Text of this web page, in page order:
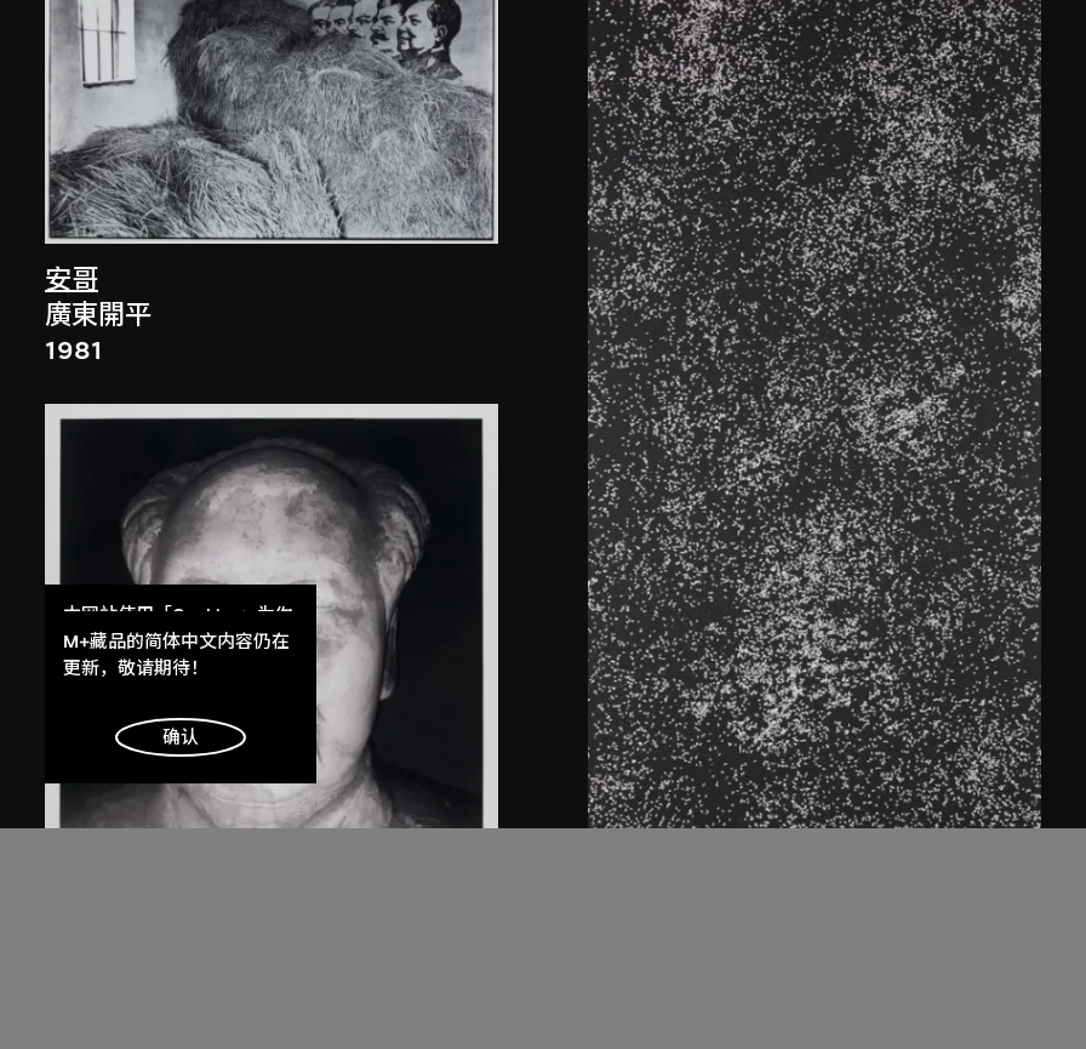
安哥
廣東開平
1981
本网站使用「Cookies」为你
提供最好的网站体验。
了解更多
明白
M+藏品的简体中文内容仍在
更新，敬请期待！
确认